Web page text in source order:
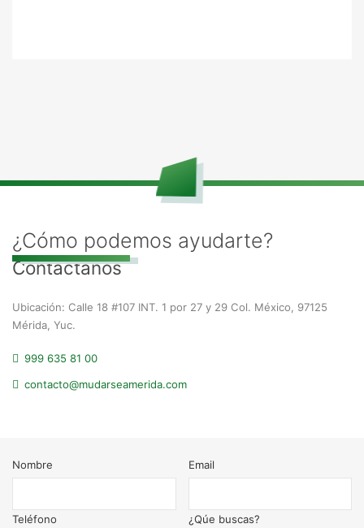
¿Cómo podemos ayudarte?
Contáctanos
Ubicación: Calle 18 #107 INT. 1 por 27 y 29 Col. México, 97125
Mérida, Yuc.
999 635 81 00
contacto@mudarseamerida.com
Nombre Email
Teléfono ¿Qúe buscas?